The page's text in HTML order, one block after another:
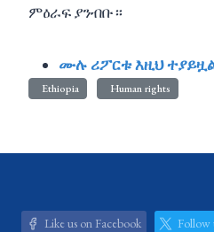
ምዕራፍ ያንብቡ።
ሙሉ ሪፖርቱ እዚህ
Ethiopia Human rights
Like us on Facebook Follow